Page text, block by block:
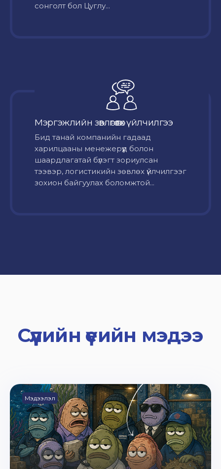
сонголт бол Цуглу...
Мэргэжлийн зөвлөгөө өгөх үйлчилгээ
Бид танай компанийн гадаад
харилцааны менежерүүд болон
шаардлагатай бүлэгт зориулсан
тээвэр, логистикийн зөвлөх үйлчилгээг
зохион байгуулах боломжтой...
Сүүлийн үеийн мэдээ
Мэдээлэл